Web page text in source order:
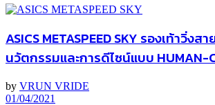
ASICS METASPEED SKY รองเท้าวิ่งส
นวัตกรรมและการดีไซน์แบบ HUMAN-
by VRUN VRIDE
01/04/2021